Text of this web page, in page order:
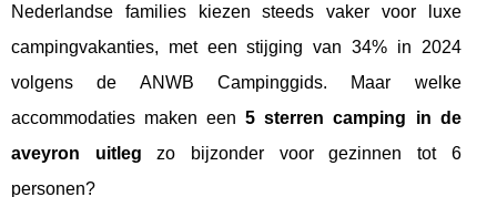
Nederlandse families kiezen steeds vaker voor luxe
campingvakanties, met een stijging van 34% in 2024
volgens de ANWB Campinggids. Maar welke
accommodaties maken een5 sterren camping in de
aveyron uitleg zo bijzonder voor gezinnen tot 6
personen?